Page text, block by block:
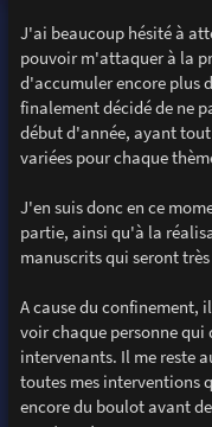
J'ai beaucoup hésité à
pouvoir m'attaquer à la
d'accumuler encore plus
finalement décidé de ne
début d'année, ayant
variées pour chaque
J'en suis donc en ce
partie, ainsi qu'à la
manuscrits qui seront
A cause du confinement,
voir chaque personne
intervenants. Il me reste
toutes mes interventions
encore du boulot avant